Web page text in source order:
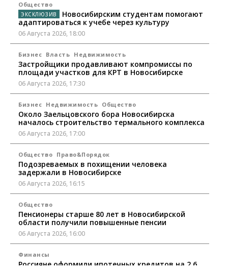
Общество
Новосибирским студентам помогают
адаптироваться к учебе через культуру
06 Августа 2026, 18:00
Бизнес Власть Недвижимость
Застройщики продавливают компромиссы по
площади участков для КРТ в Новосибирске
06 Августа 2026, 17:30
Бизнес Недвижимость Общество
Около Заельцовского бора Новосибирска
началось строительство термального комплекса
06 Августа 2026, 17:00
Общество Право&Порядок
Подозреваемых в похищении человека
задержали в Новосибирске
06 Августа 2026, 16:15
Общество
Пенсионеры старше 80 лет в Новосибирской
области получили повышенные пенсии
06 Августа 2026, 16:00
Финансы
Россияне оформили ипотечных кредитов на 2,6